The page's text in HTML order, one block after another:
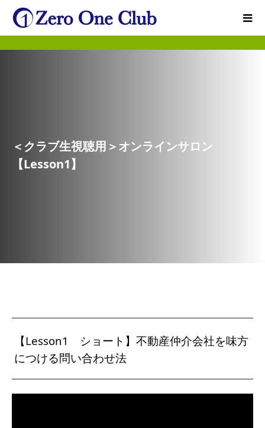
＜クラブ生視聴用＞オンラインサロン
【Lesson1】
【Lesson1 ショート】不動産仲介会社を味方
につける問い合わせ法